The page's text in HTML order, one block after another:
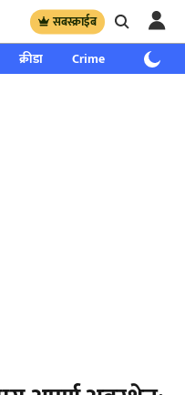
सबस्क्राईब
क्रीडा Crime साप्ताहिक